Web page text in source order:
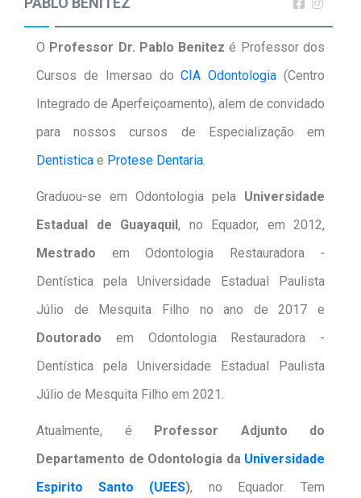
O Professor Dr. Pablo Benitez é Professor dos
Cursos de Imersao doCIA Odontologia (Centro
Integrado de Aperfeiçoamento), alem de convidado
para nossos cursos de Especialização em
Dentistica e Protese Dentaria
Graduou-se em Odontologia pela Universidade
Estadual de Guayaquil, no Equador, em 2012,
Mestrado em Odontologia Restauradora -
Dentística pela Universidade Estadual Paulista
Júlio de Mesquita Filho no ano de 2017 e
Doutorado em Odontologia Restauradora -
Dentística pela Universidade Estadual Paulista
Júlio de Mesquita Filho em 2021.
Atualmente, é Professor Adjunto do
Departamento de Odontologia da Universidade
Espirito Santo (UEES), no Equador. Tem